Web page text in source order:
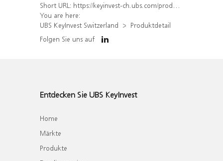
Short URL: https://keyinvest-ch.ubs.com/produkt/detail/index/isin/CH1579754719
You are here:
UBS KeyInvest Switzerland
Produktdetail
Folgen Sie uns auf
Entdecken Sie UBS KeyInvest
Home
Märkte
Produkte